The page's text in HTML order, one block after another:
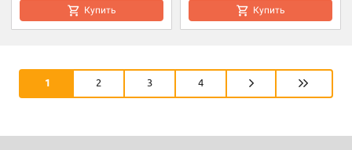
Купить Купить
1 2 3 4